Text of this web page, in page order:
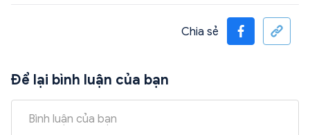
Chia sẻ
Để lại bình luận của bạn